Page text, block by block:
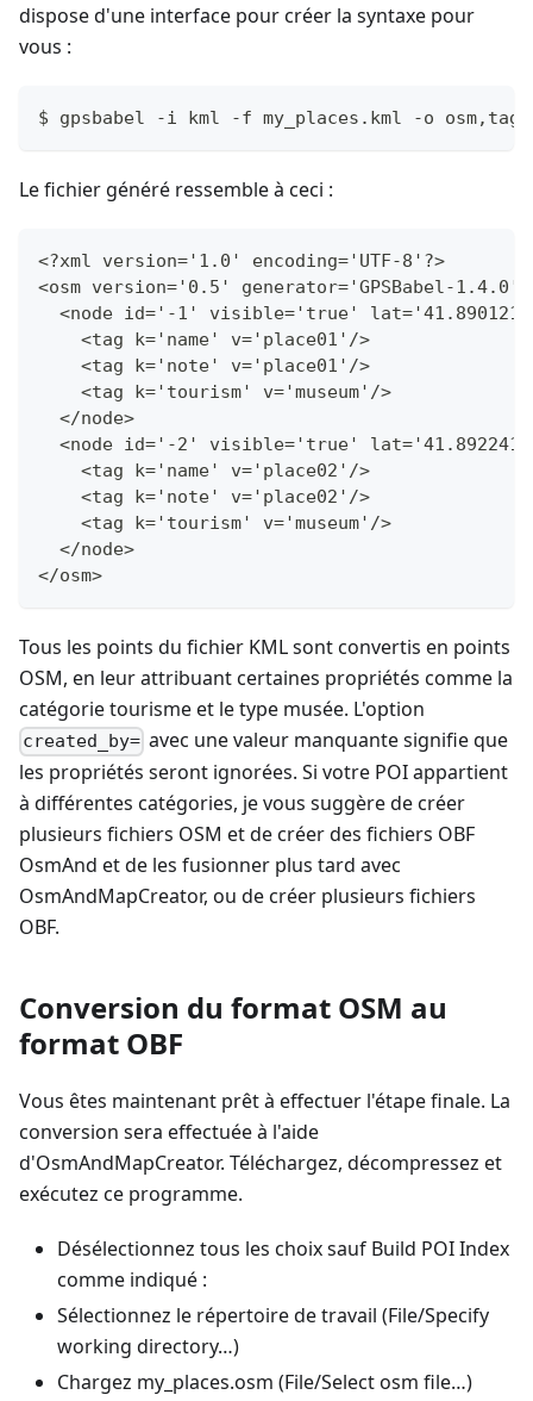
dispose d'une interface pour créer la syntaxe pour
vous :
$ gpsbabel -i kml -f my_places.kml -o
Le fichier généré ressemble à ceci :
<?xml version='1.0' encoding='UTF-8'?>
<osm version='0.5' generator='GPSBabel-1.4.0'>
<node id='-1' visible='true'
    <tag k='name' v='place01'/>
    <tag k='note' v='place01'/>
    <tag k='tourism' v='museum'/>
  </node>
<node id='-2' visible='true'
    <tag k='name' v='place02'/>
    <tag k='note' v='place02'/>
    <tag k='tourism' v='museum'/>
  </node>
</osm>
Tous les points du fichier KML sont convertis en points
OSM, en leur attribuant certaines propriétés comme la
catégorie tourisme et le type musée. L'option
created_by= avec une valeur manquante signifie que
les propriétés seront ignorées. Si votre POI appartient
à différentes catégories, je vous suggère de créer
plusieurs fichiers OSM et de créer des fichiers OBF
OsmAnd et de les fusionner plus tard avec
OsmAndMapCreator, ou de créer plusieurs fichiers
OBF.
Conversion du format OSM au
format OBF
Vous êtes maintenant prêt à effectuer l'étape finale. La
conversion sera effectuée à l'aide
d'OsmAndMapCreator. Téléchargez, décompressez et
exécutez ce programme.
Désélectionnez tous les choix sauf Build POI Index
comme indiqué :
Sélectionnez le répertoire de travail (File/Specify
working directory…)
Chargez my_places.osm (File/Select osm file…)